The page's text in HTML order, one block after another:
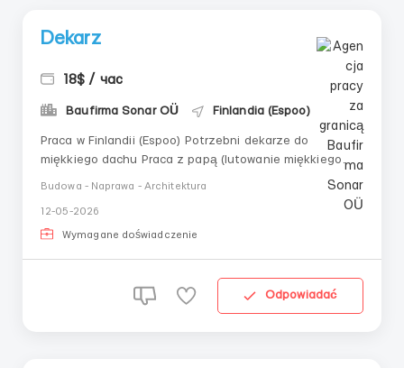
Dekarz
18$ / час
Baufirma Sonar OÜ Finlandia (Espoo)
Praca w Finlandii (Espoo) Potrzebni dekarze do
miękkiego dachu Praca z papą (lutowanie miękkiego
dobre warunki pracy Wymagania: — Doświadczenie w
pracy z miękkim dachem &...
Budowa - Naprawa - Architektura
12-05-2026
Wymagane doświadczenie
Odpowiadać